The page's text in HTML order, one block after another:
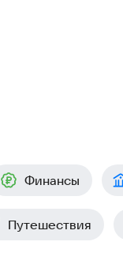
Финансы
Путешествия